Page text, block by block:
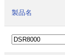
製品名